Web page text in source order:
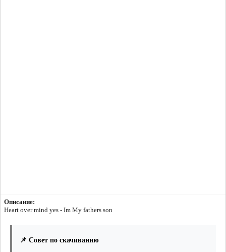
Описание:
Heart over mind yes - Im My fathers son
📌 Совет по скачиванию